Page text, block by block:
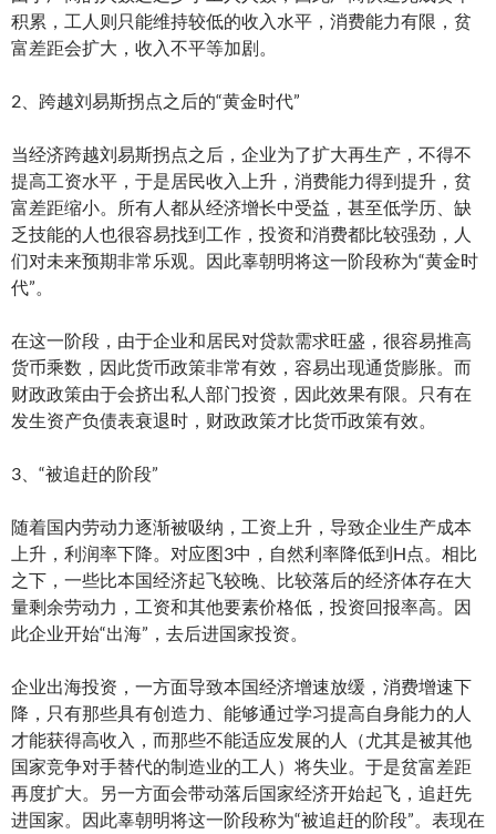
积累，工人则只能维持较低的收入水平，消费能力有限，贫
富差距会扩大，收入不平等加剧。
2、跨越刘易斯拐点之后的“黄金时代”
当经济跨越刘易斯拐点之后，企业为了扩大再生产，不得不
提高工资水平，于是居民收入上升，消费能力得到提升，贫
富差距缩小。所有人都从经济增长中受益，甚至低学历、缺
乏技能的人也很容易找到工作，投资和消费都比较强劲，人
们对未来预期非常乐观。因此辜朝明将这一阶段称为“黄金时
代”。
在这一阶段，由于企业和居民对贷款需求旺盛，很容易推高
货币乘数，因此货币政策非常有效，容易出现通货膨胀。而
财政政策由于会挤出私人部门投资，因此效果有限。只有在
发生资产负债表衰退时，财政政策才比货币政策有效。
3、“被追赶的阶段”
随着国内劳动力逐渐被吸纳，工资上升，导致企业生产成本
上升，利润率下降。对应图3中，自然利率降低到H点。相比
之下，一些比本国经济起飞较晚、比较落后的经济体存在大
量剩余劳动力，工资和其他要素价格低，投资回报率高。因
此企业开始“出海”，去后进国家投资。
企业出海投资，一方面导致本国经济增速放缓，消费增速下
降，只有那些具有创造力、能够通过学习提高自身能力的人
才能获得高收入，而那些不能适应发展的人（尤其是被其他
国家竞争对手替代的制造业的工人）将失业。于是贫富差距
再度扩大。另一方面会带动落后国家经济开始起飞，追赶先
进国家。因此辜朝明将这一阶段称为“被追赶的阶段”。表现在